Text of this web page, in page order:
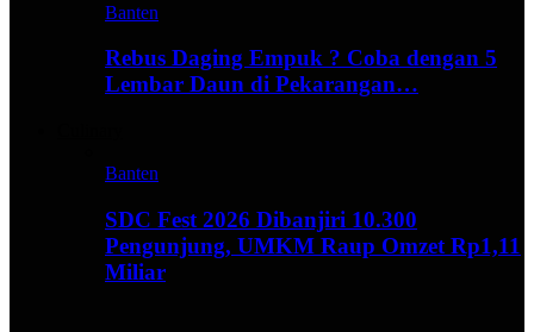
Banten
Rebus Daging Empuk ? Coba dengan 5
Lembar Daun di Pekarangan…
Banten
SDC Fest 2026 Dibanjiri 10.300
Pengunjung, UMKM Raup Omzet Rp1,11
Miliar